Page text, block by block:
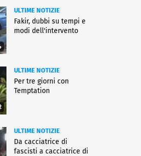
ULTIME NOTIZIE
Fakir, dubbi su tempi e
modi dell'intervento
ULTIME NOTIZIE
Per tre giorni con
Temptation
ULTIME NOTIZIE
Da cacciatrice di
fascisti a cacciatrice di